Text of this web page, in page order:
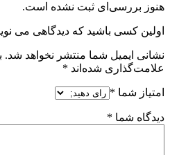
هنوز بررسی‌ای ثبت نشده است.
اولین کسی باشید که دیدگاهی می
نشانی ایمیل شما منتشر نخواهد شد.
علامت‌گذاری شده‌اند *
امتیاز شما *
دیدگاه شما *